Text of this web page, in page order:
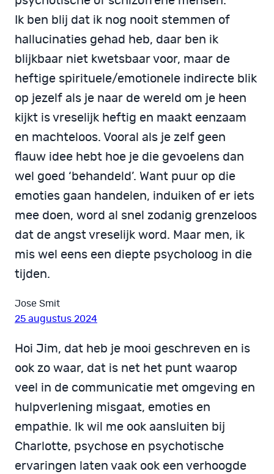
Ik ben blij dat ik nog nooit stemmen of
hallucinaties gehad heb, daar ben ik
blijkbaar niet kwetsbaar voor, maar de
heftige spirituele/emotionele indirecte blik
op jezelf als je naar de wereld om je heen
kijkt is vreselijk heftig en maakt eenzaam
en machteloos. Vooral als je zelf geen
flauw idee hebt hoe je die gevoelens dan
wel goed ‘behandeld’. Want puur op die
emoties gaan handelen, induiken of er iets
mee doen, word al snel zodanig grenzeloos
dat de angst vreselijk word. Maar men, ik
mis wel eens een diepte psycholoog in die
tijden.
Jose Smit
25 augustus 2024
Hoi Jim, dat heb je mooi geschreven en is
ook zo waar, dat is net het punt waarop
veel in de communicatie met omgeving en
hulpverlening misgaat, emoties en
empathie. Ik wil me ook aansluiten bij
Charlotte, psychose en psychotische
ervaringen laten vaak ook een verhoogde